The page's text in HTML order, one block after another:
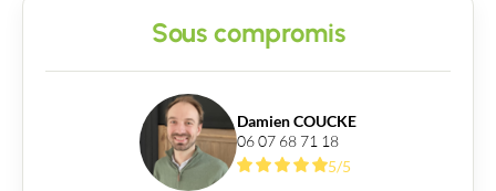
Sous compromis
Damien COUCKE
06 07 68 71 18
5/5